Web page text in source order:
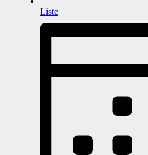
Liste